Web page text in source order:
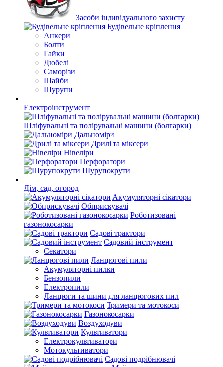
Засоби індивідуального захисту
Будівельне кріплення
Анкери
Болти
Гайки
Дюбелі
Саморізи
Шайби
Шурупи
Електроінструмент
Шліфувальні та полірувальні машини (болгарки)
Дальноміри
Дрилі та міксери
Нівеліри
Перфоратори
Шурупокрути
Дім, сад, огород
Акумуляторні сікатори
Обприскувачі
Роботизовані
газонокосарки
Садові трактори
Садовий інструмент
Секатори
Ланцюгові пили
Акумуляторні пилки
Бензопили
Електропили
Ланцюги та шини для ланцюгових пил
Тримери та мотокоси
Газонокосарки
Воздуходуви
Культиватори
Електрокультиватори
Мотокультиватори
Садові подрібнювачі